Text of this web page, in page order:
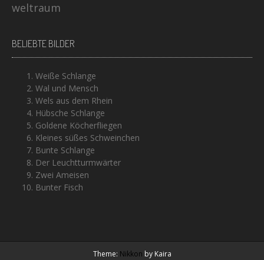
weltraum
BELIEBTE BILDER
Weiße Schlange
Wal und Mensch
Wels aus dem Rhein
Hübsche Schlange
Goldene Köcherfliegen
Kleines süßes Schweinchen
Bunte Schlange
Der Leuchtturmwärter
Zwei Ameisen
Bunter Fisch
Theme: Nikkon by Kaira